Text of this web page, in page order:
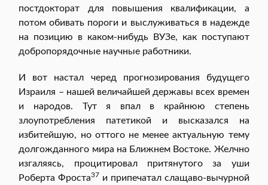
постдокторат для повышения квалификации, а
потом обивать пороги и выслуживаться в надежде
на позицию в каком-нибудь ВУЗе, как поступают
добропорядочные научные работники.
И вот настал черед прогнозирования будущего
Израиля – нашей величайшей державы всех времен
и народов. Тут я впал в крайнюю степень
злоупотребления патетикой и высказался на
избитейшую, но оттого не менее актуальную тему
долгожданного мира на Ближнем Востоке. Желчно
изгаляясь, процитировал притянутого за уши
Роберта Фроста37 и припечатал слащаво-вычурной